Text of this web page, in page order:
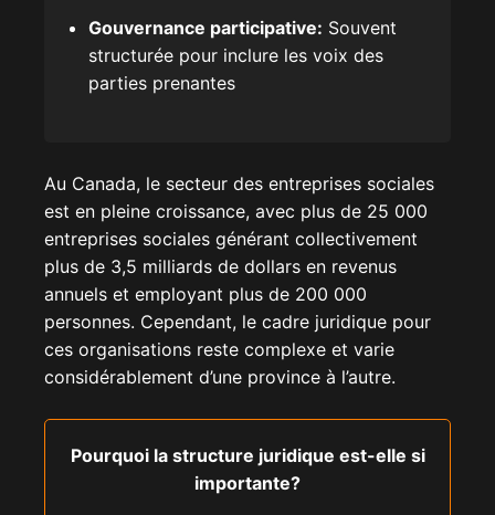
Gouvernance participative: Souvent
structurée pour inclure les voix des
parties prenantes
Au Canada, le secteur des entreprises sociales
est en pleine croissance, avec plus de 25 000
entreprises sociales générant collectivement
plus de 3,5 milliards de dollars en revenus
annuels et employant plus de 200 000
personnes. Cependant, le cadre juridique pour
ces organisations reste complexe et varie
considérablement d’une province à l’autre.
Pourquoi la structure juridique est-elle si
importante?